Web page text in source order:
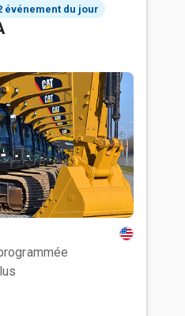
événement du jour